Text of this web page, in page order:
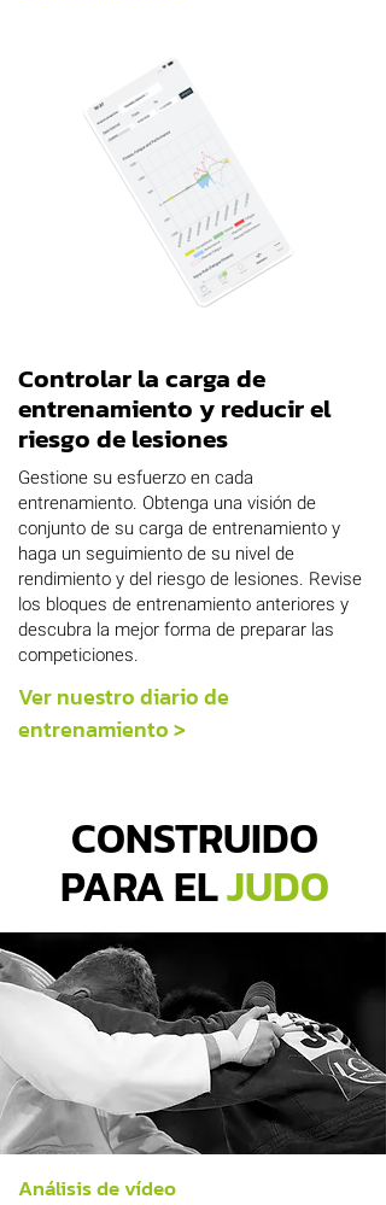
Controlar la carga de
entrenamiento y reducir el
riesgo de lesiones
Gestione su esfuerzo en cada
entrenamiento. Obtenga una visión de
conjunto de su carga de entrenamiento y
haga un seguimiento de su nivel de
rendimiento y del riesgo de lesiones. Revise
los bloques de entrenamiento anteriores y
descubra la mejor forma de preparar las
competiciones.
Ver nuestro diario de
entrenamiento >
CONSTRUIDO
PARA ELJUDO
Análisis de vídeo